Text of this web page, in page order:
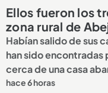
Ellos fueron los
zona rural de
Habían salido de sus
han sido encontradas
cerca de una casa
hace 6 horas